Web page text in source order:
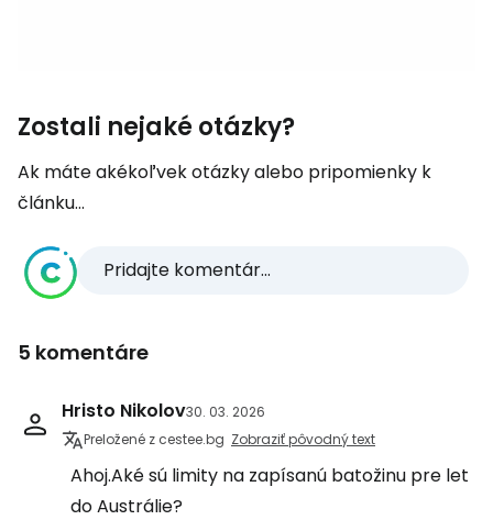
Zostali nejaké otázky?
Ak máte akékoľvek otázky alebo pripomienky k
článku...
Pridajte komentár...
5 komentáre
Hristo Nikolov30. 03. 2026
Preložené z cestee.bg Zobraziť pôvodný text
Ahoj.Aké sú limity na zapísanú batožinu pre let
do Austrálie?